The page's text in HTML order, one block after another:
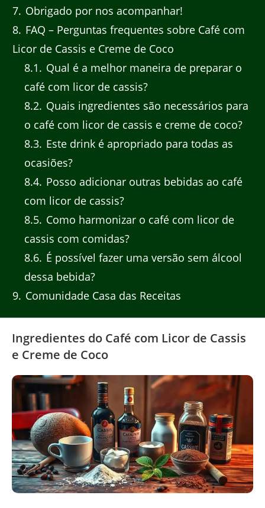
7 Obrigado por nos acompanhar!
8 FAQ – Perguntas frequentes sobre Café com
Licor de Cassis e Creme de Coco
8.1
Qual é a melhor maneira de preparar o
café com licor de cassis?
8.2 Quais ingredientes são necessários para
o café com licor de cassis e creme de coco?
8.3 Este drink é apropriado para todas as
ocasiões?
8.4 Posso adicionar outras bebidas ao café
com licor de cassis?
8.5 Como harmonizar o café com licor de
cassis com comidas?
8.6 É possível fazer uma versão sem álcool
dessa bebida?
9 Comunidade Casa das Receitas
Ingredientes do Café com Licor de Cassis
e Creme de Coco